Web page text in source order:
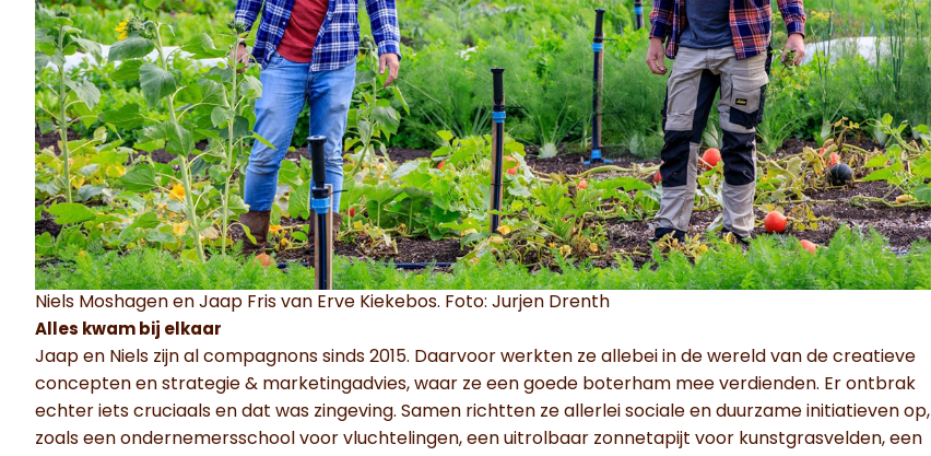
Niels Moshagen en Jaap Fris van Erve Kiekebos. Foto: Jurjen Drenth
Alles kwam bij elkaar
Jaap en Niels zijn al compagnons sinds 2015. Daarvoor werkten ze allebei in de wereld van de creatieve
concepten en strategie & marketingadvies, waar ze een goede boterham mee verdienden. Er ontbrak
echter iets cruciaals en dat was zingeving. Samen richtten ze allerlei sociale en duurzame initiatieven op,
zoals een ondernemersschool voor vluchtelingen, een uitrolbaar zonnetapijt voor kunstgrasvelden, een